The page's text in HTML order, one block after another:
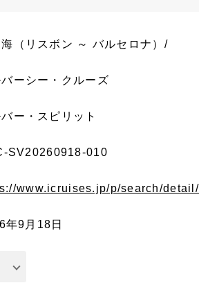
（リスボン ～ バルセロナ）/
バーシー・クルーズ
ー・スピリット
SV20260918-010
www.icruises.jp/p/search/
年9月18日